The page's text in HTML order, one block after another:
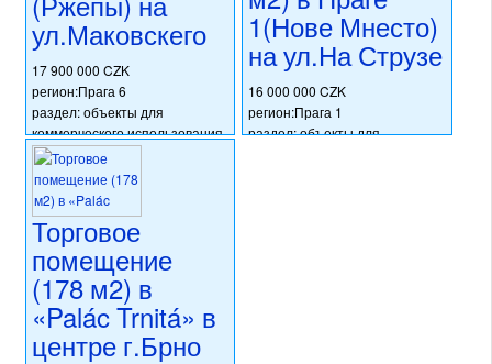
раздел: объекты для
коммерческого использования
состояние: стандарт
номер объекта:
номер объекта:20548
ул.Маковскего
17 900 000 CZK
регион:Прага 6
раздел: объекты для
коммерческого использования
состояние: стандарт
номер объекта:20502
1(Нове Мнесто)
на ул.На Струзе
16 000 000 CZK
регион:Прага 1
раздел: объекты для
Торговое
помещение
(178 м2) в
«Palác Trnitá» в
центре г.Брно